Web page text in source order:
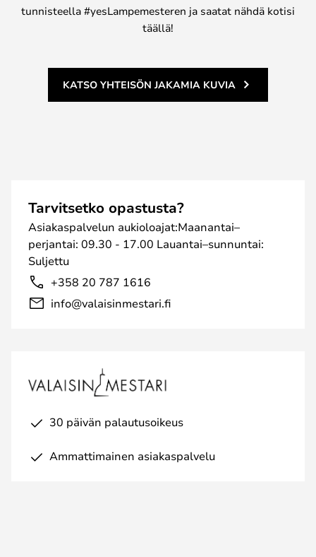
tunnisteella #yesLampemesteren ja saatat nähdä kotisi
täällä!
KATSO YHTEISÖN JAKAMIA KUVIA
Tarvitsetko opastusta?
Asiakaspalvelun aukioloajat:Maanantai–
perjantai: 09.30 - 17.00 Lauantai–sunnuntai:
Suljettu
+358 20 787 1616
info@valaisinmestari.fi
30 päivän palautusoikeus
Ammattimainen asiakaspalvelu